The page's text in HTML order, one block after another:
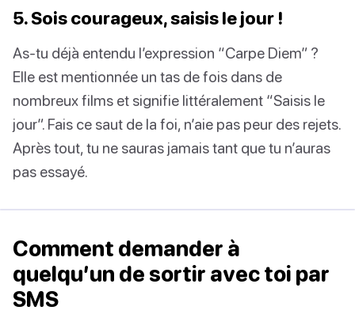
5. Sois courageux, saisis le jour !
As-tu déjà entendu l’expression “Carpe Diem” ?
Elle est mentionnée un tas de fois dans de
nombreux films et signifie littéralement “Saisis le
jour”. Fais ce saut de la foi, n’aie pas peur des rejets.
Après tout, tu ne sauras jamais tant que tu n’auras
pas essayé.
Comment demander à
quelqu’un de sortir avec toi par
SMS